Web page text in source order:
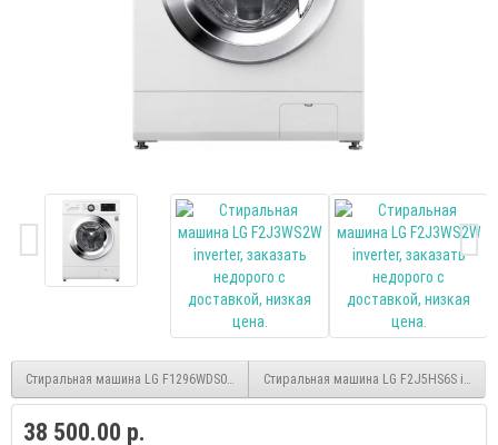
Стиральная машина LG F1296WDS0 inverterСтиральная машина LG F2J5HS6S
38 500.00 р.